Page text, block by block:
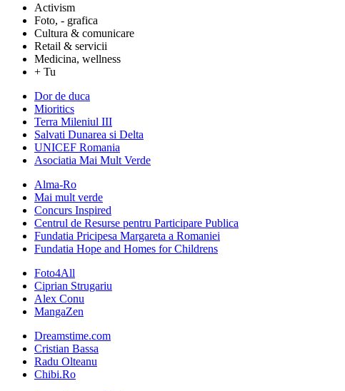
Activism
Foto, - grafica
Cultura & comunicare
Retail & servicii
Medicina, wellness
+ Tu
Dor de duca
Mioritics
Terra Mileniul III
Salvati Dunarea si Delta
UNICEF Romania
Asociatia Mai Mult Verde
Alma-Ro
Mai mult verde
Concurs Inspired
Centrul de Resurse pentru Participare Publica
Fundatia Pricipesa Margareta a Romaniei
Fundatia Hope and Homes for Childrens
Foto4All
Ciprian Strugariu
Alex Conu
MangaZen
Dreamstime.com
Cristian Bassa
Radu Olteanu
Chibi.Ro